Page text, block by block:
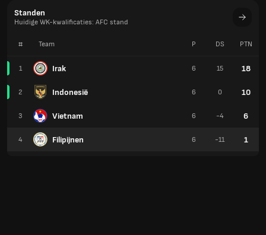
Standen
Huidige WK-kwalificaties: AFC stand
# Team
1 Irak
2 Indonesië
3 Vietnam
4 Filipijnen
P DS PTN
6 15 18
6 0 10
6 -4 6
6 -11 1